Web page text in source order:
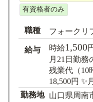
有資格者のみ
職種 フォークリ
給与 時給1,500
月21日勤務
残業代（10
18,500円 ✨
勤務地 山口県周南